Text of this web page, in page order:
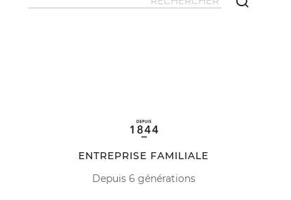
ENTREPRISE FAMILIALE
Depuis 6 générations